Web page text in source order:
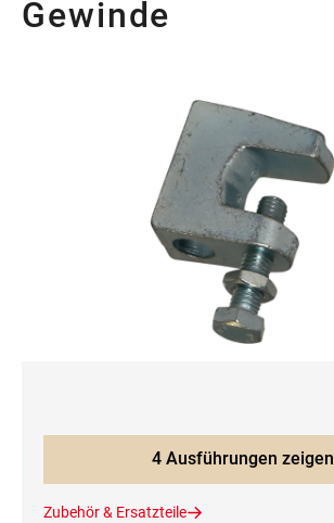
Gewinde
Bildergalerie überspringen
4 Ausführungen zeigen
Zubehör & Ersatzteile